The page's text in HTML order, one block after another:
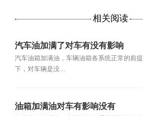
相关阅读
汽车油加满了对车有没有影响
汽车油箱加满油，车辆油箱各系统正常的前提
下，对车辆是没...
油箱加满油对车有影响没有